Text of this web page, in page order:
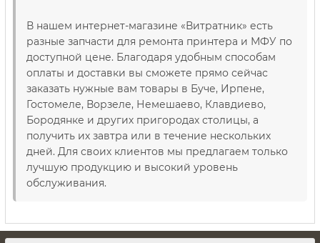
В нашем интернет-магазине «Витратник» есть
разные запчасти для ремонта принтера и МФУ по
доступной цене. Благодаря удобным способам
оплаты и доставки вы сможете прямо сейчас
заказать нужные вам товары в Буче, Ирпене,
Гостомеле, Ворзеле, Немешаево, Клавдиево,
Бородянке и других пригородах столицы, а
получить их завтра или в течение нескольких
дней. Для своих клиентов мы предлагаем только
лучшую продукцию и высокий уровень
обслуживания.